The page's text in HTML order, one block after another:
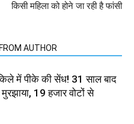
किसी महिला को होने जा रही है फांसी
AUTHOR
में पीके की सेंध! 31 साल बाद
19 हजार वोटों से